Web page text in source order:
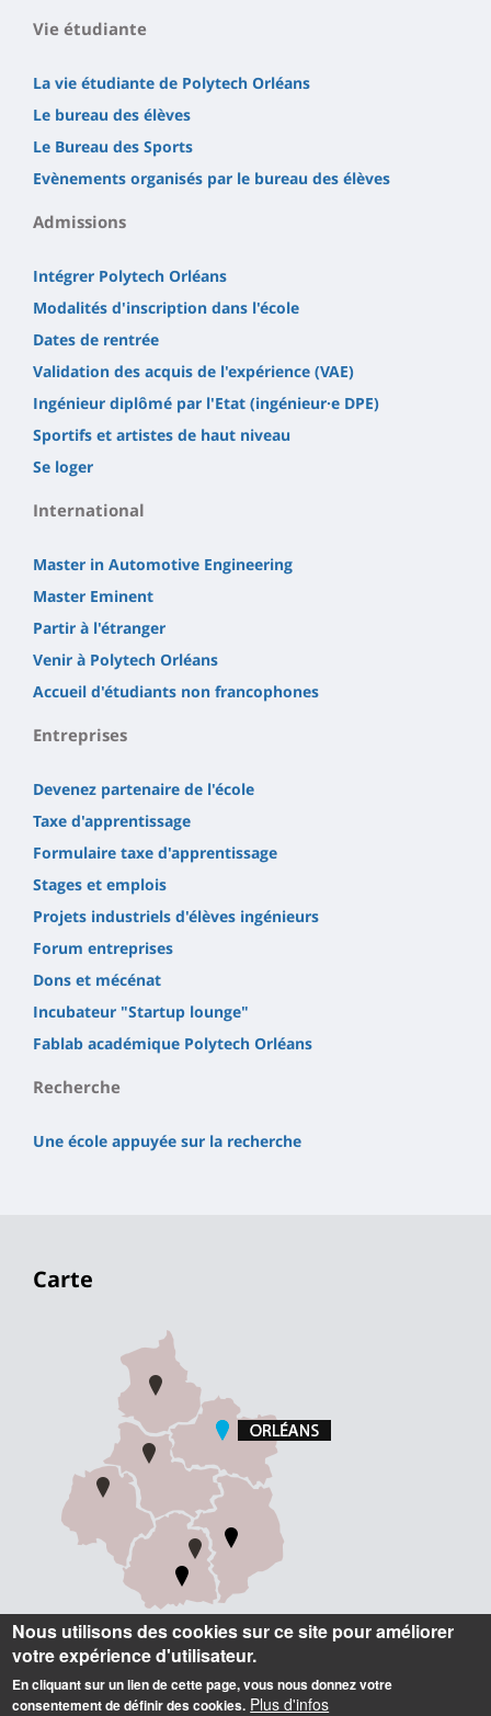
Vie étudiante
La vie étudiante de Polytech Orléans
Le bureau des élèves
Le Bureau des Sports
Evènements organisés par le bureau des élèves
Admissions
Intégrer Polytech Orléans
Modalités d'inscription dans l'école
Dates de rentrée
Validation des acquis de l'expérience (VAE)
Ingénieur diplômé par l'Etat (ingénieur·e DPE)
Sportifs et artistes de haut niveau
Se loger
International
Master in Automotive Engineering
Master Eminent
Partir à l'étranger
Venir à Polytech Orléans
Accueil d'étudiants non francophones
Entreprises
Devenez partenaire de l'école
Taxe d'apprentissage
Formulaire taxe d'apprentissage
Stages et emplois
Projets industriels d'élèves ingénieurs
Forum entreprises
Dons et mécénat
Incubateur "Startup lounge"
Fablab académique Polytech Orléans
Recherche
Une école appuyée sur la recherche
Carte
Informations
Nous utilisons des cookies sur ce site pour améliorer
votre expérience d'utilisateur.
En cliquant sur un lien de cette page, vous nous donnez votre
consentement de définir des cookies. Plus d'infos